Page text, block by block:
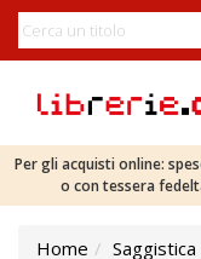
Per gli acquisti online:
o con tessera
Home Saggistica